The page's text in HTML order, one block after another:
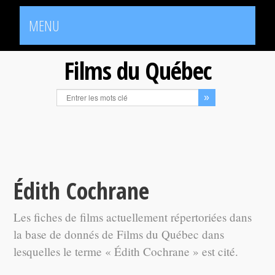
MENU
Films du Québec
Édith Cochrane
Les fiches de films actuellement répertoriées dans
la base de donnés de Films du Québec dans
lesquelles le terme « Édith Cochrane » est cité.